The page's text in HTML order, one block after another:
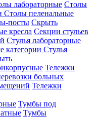
лабораторные Столы
Столы пеленальные
посты Скрыть
кресла Секции стульев
Стулья лабораторные
категории Стулья
Тележки
больных
Тележки
Тумбы под
Тумбы